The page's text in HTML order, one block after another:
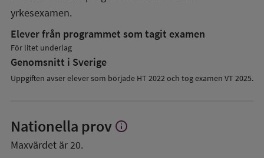
yrkesexamen.
Elever från programmet som tagit examen
För litet underlag
Genomsnitt i Sverige
Uppgiften avser elever som började HT 2022 och tog examen VT 2025.
Nationella prov Visa
info
Maxvärdet är 20.